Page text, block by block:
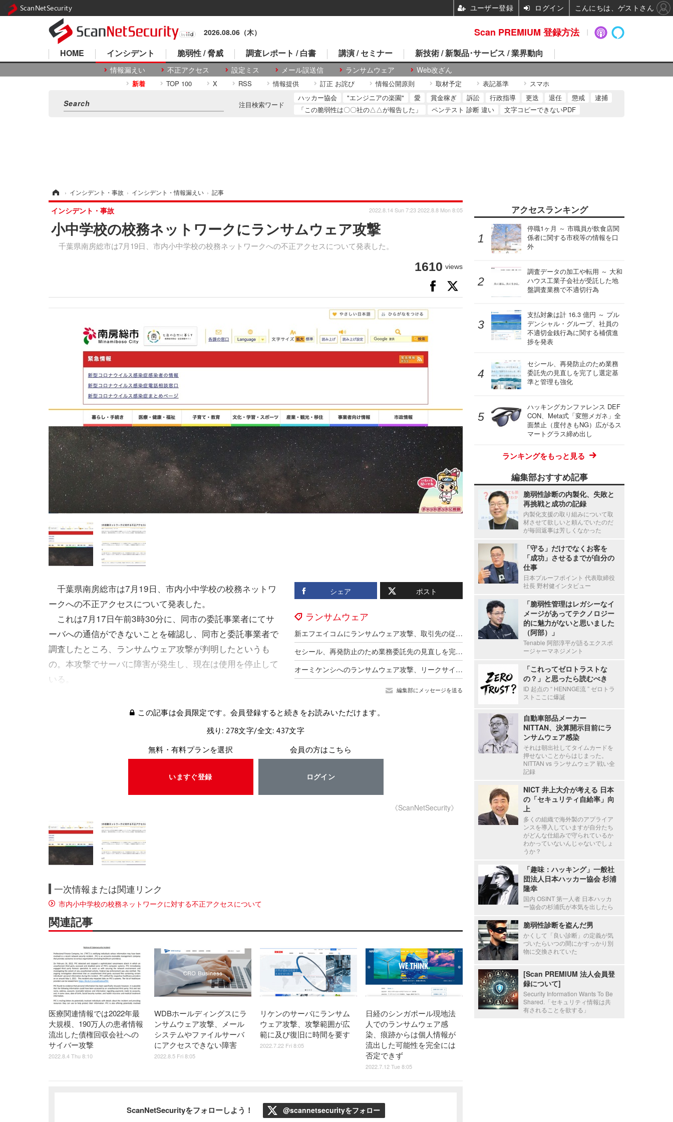
2026.08.06（木）
HOME インシデント
情報漏えい 不正アクセス 設定ミス メール誤送信 ランサムウェア Web改ざん
脆弱性 / 脅威 調査レポート / 白書 講演 / セミナー 新技術 / 新製品･サービス / 業界動向
新着 TOP 100 X RSS 情報提供 訂正 お詫び 情報公開原則 取材予定 表記基準 スマホ
注目検索ワード
ハッカー協会 "エンジニアの楽園" 愛 賞金稼ぎ 訴訟 行政指導 更迭 退任 懲戒
逮捕
「この脆弱性は〇〇社の△△が報告した」
ペンテスト 診断 違い 文字コピーできないPDF
› インシデント・事故 › インシデント・情報漏えい › 記事
小中学校の校務ネットワークにランサムウェア攻撃
千葉県南房総市は7月19日、市内小中学校の校務ネットワークへの不正アクセスについて発表した。
インシデント・事故 2022.8.14 Sun 7:23 2022.8.8 Mon 8:05
1610 views
シェア ポスト
ランサムウェア
新エフエイコムにランサムウェア攻撃、取引先の従業員に関する個人情報が漏えいした可能性
セシール、再発防止のため業務委託先の見直しを完了し選定基準と管理も強化
オーミケンシへのランサムウェア攻撃、リークサイト上に社名等が掲載されるも盗取されたとされる実データは公開されず
編集部にメッセージを送る
千葉県南房総市は7月19日、市内小中学校の校務ネットワ
ークへの不正アクセスについて発表した。
これは7月17日午前3時30分に、同市の委託事業者にてサ
ーバへの通信ができないことを確認し、同市と委託事業者で
調査したところ、ランサムウェア攻撃が判明したというも
の。本攻撃でサーバに障害が発生し、現在は使用を停止して
いる。
この記事は会員限定です。会員登録すると続きをお読みいただけます。
残り: 278文字/全文: 437文字
無料・有料プランを選択
いますぐ登録
会員の方はこちら
ログイン
《ScanNetSecurity》
一次情報または関連リンク
市内小中学校の校務ネットワークに対する不正アクセスについて
関連記事
医療関連情報では2022年最
大規模、190万人の患者情報
流出した債権回収会社への
サイバー攻撃
2022.8.4 Thu 8:10
WDBホールディングスにラ
ンサムウェア攻撃、メール
システムやファイルサーバ
にアクセスできない障害
2022.8.5 Fri 8:05
リケンのサーバにランサム
ウェア攻撃、攻撃範囲が広
範に及び復旧に時間を要す
2022.7.22 Fri 8:05
日経のシンガポール現地法
人でのランサムウェア感
染、痕跡からは個人情報が
流出した可能性を完全には
否定できず
2022.7.12 Tue 8:05
ScanNetSecurityをフォローしよう！ @scannetsecurityをフォロー
アクセスランキング
停職1ヶ月 ～ 市職員が飲食店関
係者に関する市税等の情報を口
外
調査データの加工や転用 ～ 大和
ハウス工業子会社が受託した地
盤調査業務で不適切行為
支払対象は計 16.3 億円 ～ プル
デンシャル・グループ、社員の
不適切金銭行為に関する補償進
捗を発表
セシール、再発防止のため業務
委託先の見直しを完了し選定基
準と管理も強化
ハッキングカンファレンス DEF
CON、Meta式「変態メガネ」全
面禁止（度付きもNG）広がるス
マートグラス締め出し
ランキングをもっと見る
編集部おすすめ記事
脆弱性診断の内製化、失敗と
再挑戦と成功の記録
内製化支援の取り組みについて取
材させて欲しいと頼んでいたのだ
が毎回返事は芳しくなかった
「守る」だけでなくお客を
「成功」させるまでが自分の
仕事
日本プルーフポイント 代表取締役
社長 野村健インタビュー
「脆弱性管理はレガシーなイ
メージがあってテクノロジー
的に魅力がないと思いました
（阿部）」
Tenable 阿部淳平が語るエクスポ
ージャーマネジメント
「これってゼロトラストな
の？」と思ったら読むべき
ID 起点の “ HENNGE流 ” ゼロトラ
ストここに爆誕
自動車部品メーカー
NITTAN、決算開示目前にラ
ンサムウェア感染
それは朝出社してタイムカードを
押せないことからはじまった。
NITTAN vs ランサムウェア 戦い全
記録
NICT 井上大介が考える 日本
の「セキュリティ自給率」向
上
多くの組織で海外製のアプライア
ンスを導入していますが自分たち
がどんな仕組みで守られているか
わかっていないんじゃないでしょ
うか？
「趣味：ハッキング」一般社
団法人日本ハッカー協会 杉浦
隆幸
国内 OSINT 第一人者 日本ハッカ
ー協会の杉浦氏が本気を出したら
脆弱性診断を盗んだ男
かくして「良い診断」の定義が気
づいたらいつの間にかすっかり別
物に交換されていた
[Scan PREMIUM 法人会員登
録について]
Security Information Wants To Be
Shared.「セキュリティ情報は共
有されることを欲する」
Scan PREMIUM 登録方法
ScanNetSecurity ユーザー登録 ログイン こんにちは、ゲストさん